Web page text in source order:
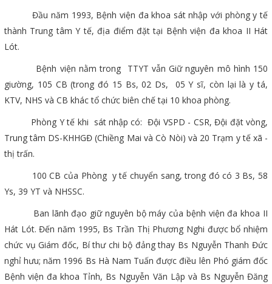
Đầu năm 1993, Bệnh viện đa khoa sát nhập với phòng y tế
thành Trung tâm Y tế, địa điểm đặt tại Bệnh viện đa khoa II Hát
Lót.
Bệnh viện nằm trong TTYT vẫn Giữ nguyên mô hình 150
giường, 105 CB (trong đó 15 Bs, 02 Ds, 05 Y sĩ, còn lại là y tá,
KTV, NHS và CB khác tổ chức biên chế tại 10 khoa phòng.
Phòng Y tế khi sát nhập có: Đội VSPD - CSR, Đội đặt vòng,
Trung tâm DS-KHHGĐ (Chiềng Mai và Cò Nòi) và 20 Trạm y tế xã -
thị trấn.
100 CB của Phòng y tế chuyển sang, trong đó có 3 Bs, 58
Ys, 39 YT và NHSSC.
Ban lãnh đạo giữ nguyên bộ máy của bệnh viện đa khoa II
Hát Lót. Đến năm 1995, Bs Trần Thị Phương Nghi được bổ nhiệm
chức vụ Giám đốc, Bí thư chi bộ đảng thay Bs Nguyễn Thanh Đức
nghỉ hưu; năm 1996 Bs Hà Nam Tuấn được điều lên Phó giám đốc
Bệnh viện đa khoa Tỉnh, Bs Nguyễn Văn Lập và Bs Nguyễn Đăng